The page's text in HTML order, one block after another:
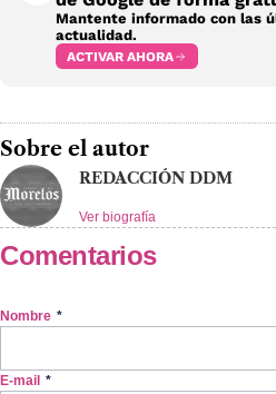
Mantente informado con las
actualidad.
ACTIVAR AHORA
Sobre el autor
REDACCIÓN DDM
Ver biografía
Comentarios
Nombre *
E-mail *